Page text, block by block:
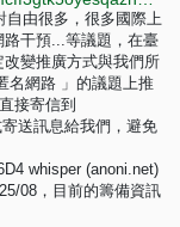
自由很多，很多國際上
干預...等議題，在臺
變推廣方式與我們所
名網路 」的議題上推
接寄信到
送訊息給我們，避免
whisper (anoni.net)
08，目前的籌備資訊